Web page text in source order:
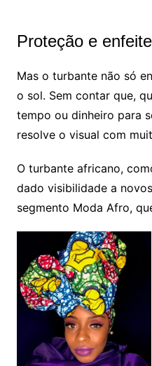
Proteção e
Mas o turbante não só
o sol. Sem contar que,
tempo ou dinheiro para
resolve o visual com
O turbante africano,
dado visibilidade a
segmento Moda Afro,